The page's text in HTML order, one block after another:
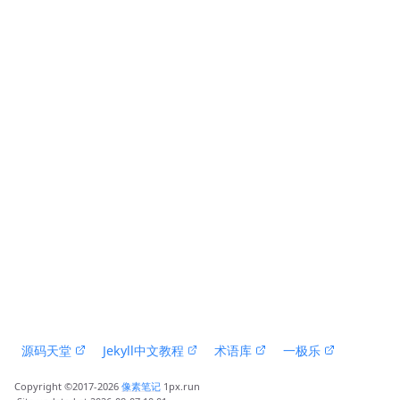
源码天堂 Jekyll中文教程 术语库 一极乐
Copyright ©2017-2026 像素笔记 1px.run